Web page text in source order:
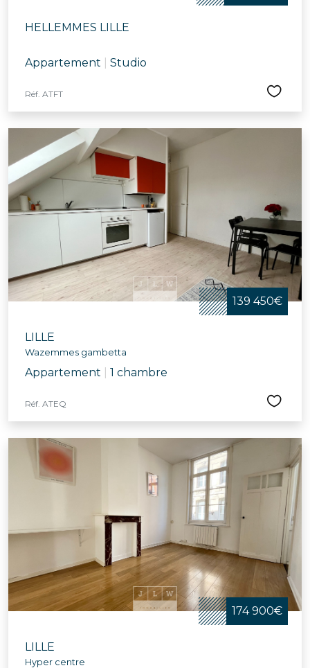
HELLEMMES LILLE
Appartement Studio
Réf. ATFT
139 450€
LILLE
Wazemmes gambetta
Appartement 1 chambre
Réf. ATEQ
174 900€
LILLE
Hyper centre